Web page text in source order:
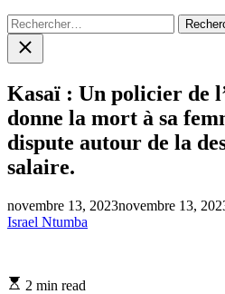
Rechercher :
Close
search
Kasaï : Un policier de
donne la mort à sa
dispute autour de la
salaire.
novembre 13, 2023novembre 13,
Israel Ntumba
Estimated
2 min read